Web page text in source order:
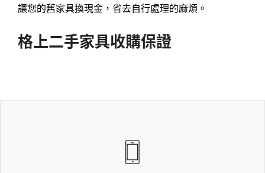
讓您的舊家具換現金，省去自行處理的麻煩。
格上二手家具收購保證